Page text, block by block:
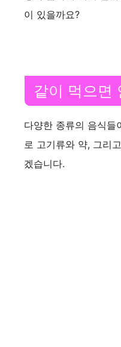
이 있을까요?
같이 먹으면
다양한 종류의 음식들
로 고기류와 약, 그리
겠습니다.